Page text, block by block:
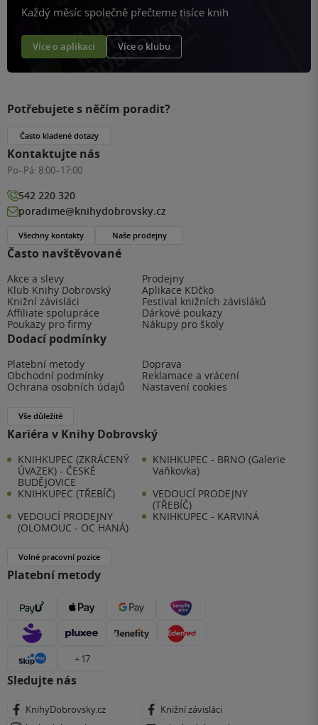
Každý měsíc společně přečteme tisíce knih
Více o aplikaci Více o klubu
Často navštěvované
Akce a slevy
Prodejny
Klub Knihy Dobrovský
Aplikace KDčko
Knižní závisláci
Festival knižních závisláků
Affiliate spolupráce
Dárkové poukazy
Poukazy pro firmy
Nákupy pro školy
Dodací podmínky
Platební metody
Doprava
Obchodní podmínky
Reklamace a vrácení
Ochrana osobních údajů
Nastavení cookies
Vše důležité
Kariéra v Knihy Dobrovský
KNIHKUPEC (ZKRÁCENÝ
ÚVAZEK) - ČESKÉ
BUDĚJOVICE
KNIHKUPEC - BRNO (Galerie
Vaňkovka)
KNIHKUPEC (TŘEBÍČ)
VEDOUCÍ PRODEJNY
(TŘEBÍČ)
VEDOUCÍ PRODEJNY
(OLOMOUC - OC HANÁ)
KNIHKUPEC - KARVINÁ
Volné pracovní pozice
Platební metody
+ 17
Sledujte nás
KnihyDobrovsky.cz
Knižní závisláci
Potřebujete s něčím poradit?
Často kladené dotazy
Kontaktujte nás
Po–Pá: 8:00–17:00
542 220 320
poradime@knihydobrovsky.cz
Všechny kontakty Naše prodejny